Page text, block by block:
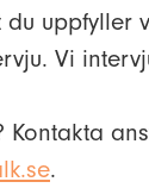
uppfyller
Vi
.